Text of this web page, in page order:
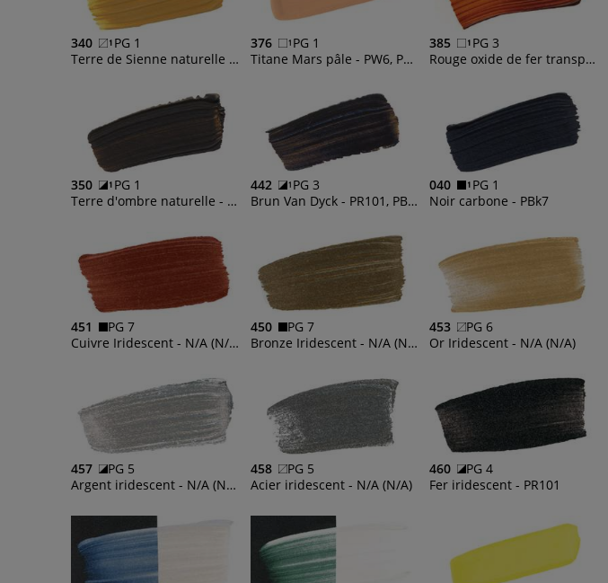
340
PG 1
Terre de Sienne naturelle - PY43
376
PG 1
Titane Mars pâle - PW6, PBr6
385
PG 3
Rouge oxide de fer transp.- PR101
350
PG 1
Terre d'ombre naturelle - PBr7
442
PG 3
Brun Van Dyck - PR101, PBk7
040
PG 1
Noir carbone - PBk7
451
PG 7
Cuivre Iridescent - N/A (N/A)
450
PG 7
Bronze Iridescent - N/A (N/A), PG7
453
PG 6
Or Iridescent - N/A (N/A)
457
PG 5
Argent iridescent - N/A (N/A), PBk7
458
PG 5
Acier iridescent - N/A (N/A)
460
PG 4
Fer iridescent - PR101